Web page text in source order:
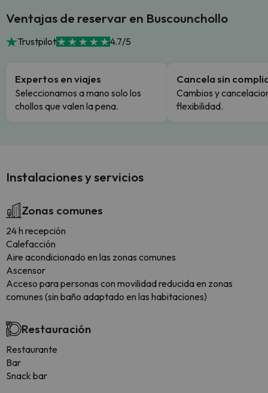
Ventajas de reservar en Buscounchollo
Trustpilot 4.7/5
Expertos en viajes
Seleccionamos a mano solo los
chollos que valen la pena.
Cancela sin
Cambios y
flexibilidad.
Instalaciones y servicios
Zonas comunes
24 h recepción
Calefacción
Aire acondicionado en las zonas comunes
Ascensor
Acceso para personas con movilidad reducida en zonas
comunes (sin baño adaptado en las habitaciones)
Restauración
Restaurante
Bar
Snack bar